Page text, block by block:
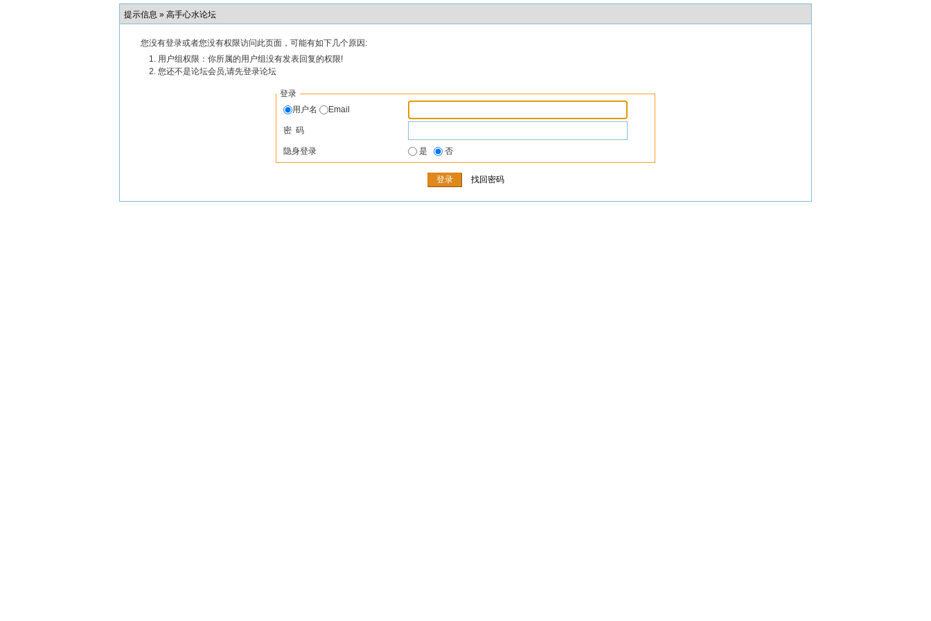
提示信息 » 高手心水论坛
您没有登录或者您没有权限访问此页面，可能有如下几个原因:
用户组权限：你所属的用户组没有发表回复的权限!
您还不是论坛会员,请先登录论坛
登录
用户名
Email
密 码
隐身登录 是 否
找回密码